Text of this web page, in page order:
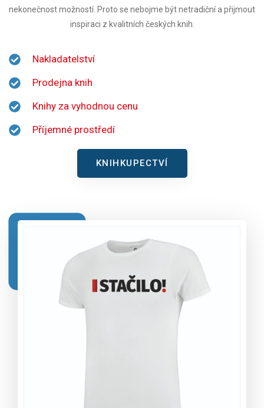
nekonečnost možností. Proto se nebojme být netradiční a přijmout
inspiraci z kvalitních českých knih.
Nakladatelství
Prodejna knih
Knihy za vyhodnou cenu
Příjemné prostředí
KNIHKUPECTVÍ